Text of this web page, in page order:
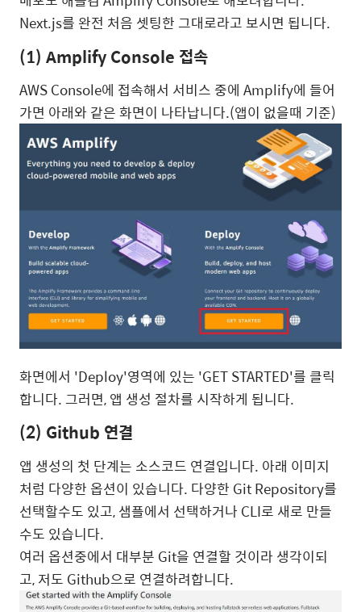
Next.js를 완전 처음 셋팅한 그대로라고 보시면 됩니다.
(1) Amplify Console 접속
AWS Console에 접속해서 서비스 중에 Amplify에 들어
가면 아래와 같은 화면이 나타납니다.(앱이 없을때 기준)
화면에서 'Deploy'영역에 있는 'GET STARTED'를 클릭
합니다. 그러면, 앱 생성 절차를 시작하게 됩니다.
(2) Github 연결
앱 생성의 첫 단계는 소스코드 연결입니다. 아래 이미지
처럼 다양한 옵션이 있습니다. 다양한 Git Repository를
선택할수도 있고, 샘플에서 선택하거나 CLI로 새로 만들
수도 있습니다.
여러 옵션중에서 대부분 Git을 연결할 것이라 생각이되
고, 저도 Github으로 연결하려합니다.